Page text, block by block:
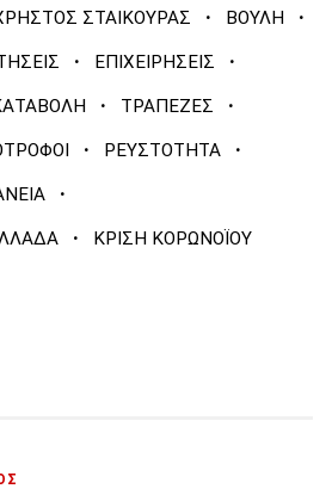
ΣΤΑΙΚΟΥΡΑΣ · ΒΟΥΛΗ ·
· ΕΠΙΧΕΙΡΗΣΕΙΣ ·
· ΤΡΑΠΕΖΕΣ ·
· ΡΕΥΣΤΟΤΗΤΑ ·
·
· ΚΡΙΣΗ ΚΟΡΩΝΟΪΟΥ